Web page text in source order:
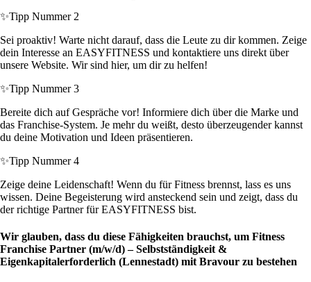
✨Tipp Nummer 2
Sei proaktiv! Warte nicht darauf, dass die Leute zu dir kommen. Zeige
dein Interesse an EASYFITNESS und kontaktiere uns direkt über
unsere Website. Wir sind hier, um dir zu helfen!
✨Tipp Nummer 3
Bereite dich auf Gespräche vor! Informiere dich über die Marke und
das Franchise-System. Je mehr du weißt, desto überzeugender kannst
du deine Motivation und Ideen präsentieren.
✨Tipp Nummer 4
Zeige deine Leidenschaft! Wenn du für Fitness brennst, lass es uns
wissen. Deine Begeisterung wird ansteckend sein und zeigt, dass du
der richtige Partner für EASYFITNESS bist.
Wir glauben, dass du diese Fähigkeiten brauchst, um Fitness
Franchise Partner (m/w/d) – Selbstständigkeit &
Eigenkapitalerforderlich (Lennestadt) mit Bravour zu bestehen